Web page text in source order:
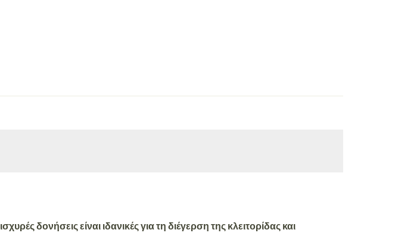
ισχυρές δονήσειςείναι ιδανικέςγια τη διέγερση της κλειτορίδας και